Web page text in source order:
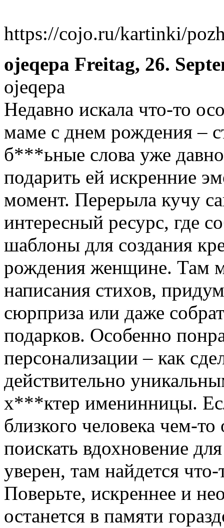
https://cojo.ru/kartinki/
ojeqepa Freitag, 26.
ojeqepa
Недавно искала что-то
маме с днем рождения –
б***ьные слова уже
подарить ей искренние
момент. Перерыла кучу
интересный ресурс, где
шаблоны для создания
рождения женщине. Там
написания стихов,
сюрприза или даже
подарков. Особенно
персонализации – как
действительно
х***ктер именинницы.
близкого человека чем-
поискать вдохновение
уверен, там найдется
Поверьте, искреннее и
останется в памяти